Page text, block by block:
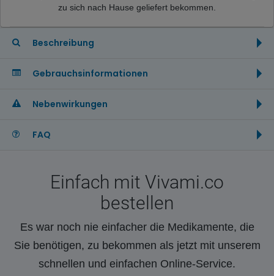
zu sich nach Hause geliefert bekommen.
Beschreibung
Gebrauchsinformationen
Nebenwirkungen
FAQ
Einfach mit Vivami.co
bestellen
Es war noch nie einfacher die Medikamente, die
Sie benötigen, zu bekommen als jetzt mit unserem
schnellen und einfachen Online-Service.